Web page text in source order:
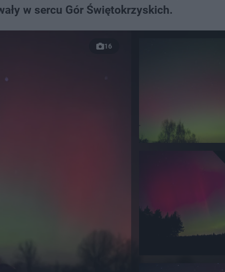
w sercu Gór Świętokrzyskich.
16